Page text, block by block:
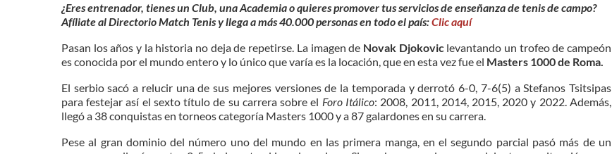
¿Eres entrenador, tienes un Club, una Academia o quieres promover tus servicios de enseñanza de tenis de campo?
Afíliate al Directorio Match Tenis y llega a más 40.000 personas en todo el país:Clic aquí
Pasan los años y la historia no deja de repetirse. La imagen de Novak Djokoviclevantando un trofeo de campeón
es conocida por el mundo entero y lo único que varía es la locación, que en esta vez fue el Masters 1000 de Roma.
El serbio sacó a relucir una de sus mejores versiones de la temporada y derrotó 6-0, 7-6(5) a Stefanos Tsitsipas
para festejar así el sexto título de su carrera sobre el Foro Itálico: 2008, 2011, 2014, 2015, 2020 y 2022. Además,
llegó a 38 conquistas en torneos categoría Masters 1000 y a 87 galardones en su carrera.
Pese al gran dominio del número uno del mundo en las primera manga, en el segundo parcial pasó más de un